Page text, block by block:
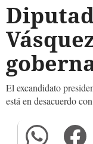
El excandidato
está en desacuerdo